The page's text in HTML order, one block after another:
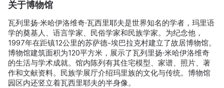
关于博物馆
瓦列里扬·米哈伊洛维奇·瓦西里耶夫是世界知名的学者，玛里语
学的奠基人、语言学家、民俗学家和民族学家。为纪念他，
1997年在距镇12公里的苏萨德-埃巴拉克村建立了故居博物馆。
博物馆建筑面积为120平方米，展示了瓦列里扬·米哈伊洛维奇
的生活与学术成就。馆内陈列有其住宅模型、家谱、照片、著
作和文献资料。民族学展厅介绍玛里族的文化与传统。博物馆
园区内还竖立着瓦西里耶夫的半身像。